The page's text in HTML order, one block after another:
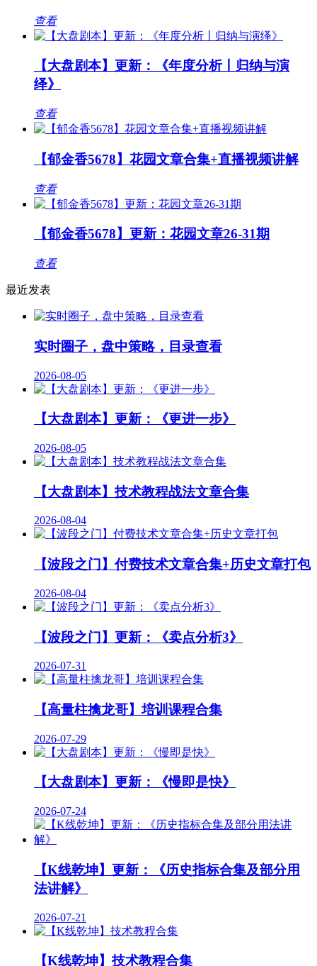
查看
【大盘剧本】更新：《年度分析丨归纳与演
绎》
查看
【郁金香5678】花园文章合集+直播视频讲解
查看
【郁金香5678】更新：花园文章26-31期
查看
最近发表
实时圈子，盘中策略，目录查看
2026-08-05
【大盘剧本】更新：《更进一步》
2026-08-05
【大盘剧本】技术教程战法文章合集
2026-08-04
【波段之门】付费技术文章合集+历史文章打包
2026-08-04
【波段之门】更新：《卖点分析3》
2026-07-31
【高量柱擒龙哥】培训课程合集
2026-07-29
【大盘剧本】更新：《慢即是快》
2026-07-24
【K线乾坤】更新：《历史指标合集及部分用
法讲解》
2026-07-21
【K线乾坤】技术教程合集